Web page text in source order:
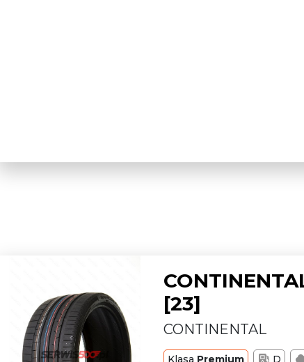
[23]
CONTINENTAL
Klasa Premium D